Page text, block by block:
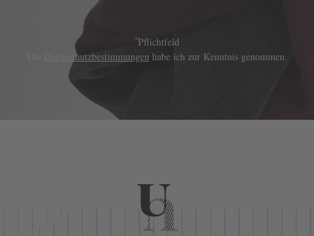
*Pflichtfeld
Datenschutzbestimmungen habe ich zur Kenntnis genommen.